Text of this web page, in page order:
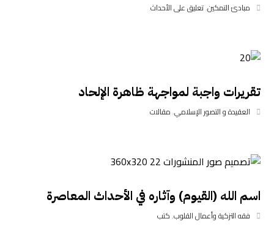
مبادئ التمكين,تعليق على الأحداث
تقريرات واجبة لمواجهة ظاهرة الإلحاد
العقيدة و التصور الإسلامي,مقالات
اسم الله (القيوم) وآثاره في الأحداث المعاصرة
فقه التزكية وأعمال القلوب,كتب